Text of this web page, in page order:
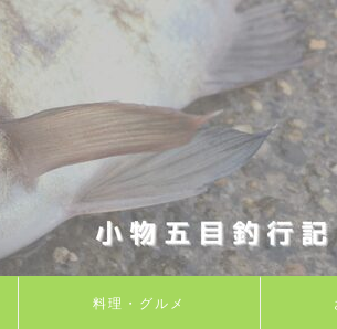
料理・グルメ